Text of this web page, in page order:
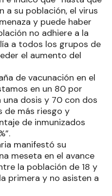
a su población, el virus
y puede haber
no adhiere a la
a todos los grupos de
el aumento del
de vacunación en el
en un 80 por
dosis y 70 con dos
de más riesgo y
de inmunizados
manifestó su
meseta en el avance
la población de 18 y
primera y no asisten a